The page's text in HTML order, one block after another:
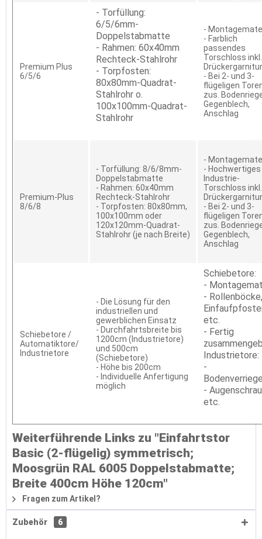
Premium Plus
6/5/6
- Torfüllung:
6/5/6mm-
Doppelstabmatte
- Rahmen: 60x40mm
Rechteck-Stahlrohr
- Torpfosten:
80x80mm-Quadrat-
Stahlrohr o.
100x100mm-Quadrat-
Stahlrohr
-
- Farblich
passendes
Torschloss inkl.
Drückergarnitur
- Bei 2- und 3-
flügeligen
zus.
Gegenblech,
Anschlag
Premium-Plus
8/6/8
- Torfüllung: 8/6/8mm-
Doppelstabmatte
- Rahmen: 60x40mm
Rechteck-Stahlrohr
- Torpfosten: 80x80mm,
100x100mm oder
120x120mm-Quadrat-
Stahlrohr (je nach Breite)
-
- Hochwertiges
Industrie-
Torschloss inkl.
Drückergarnitur
- Bei 2- und 3-
flügeligen
zus.
Gegenblech,
Anschlag
Schiebetore /
Automatiktore/
Industrietore
- Die Lösung für den
industriellen und
gewerblichen Einsatz
- Durchfahrtsbreite bis
1200cm (Industrietore)
und 500cm
(Schiebetore)
- Höhe bis 200cm
- Individuelle Anfertigung
möglich
Schiebetore:
-
- Rollenböcke,
etc.
- Fertig
Industrietore:
-
-
etc.
Weiterführende Links zu "Einfahrtstor
Basic (2-flügelig) symmetrisch;
Moosgrün RAL 6005 Doppelstabmatte;
Breite 400cm Höhe 120cm"
Fragen zum Artikel?
Zubehör 6